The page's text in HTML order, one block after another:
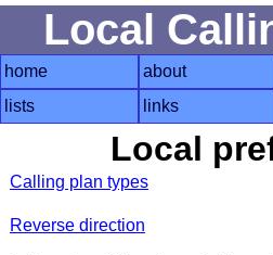
Local
home about
lists
links
Local
Calling plan types
Reverse direction